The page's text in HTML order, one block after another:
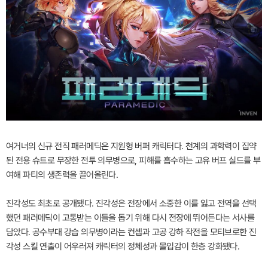
여거너의 신규 전직 패러메딕은 지원형 버퍼 캐릭터다. 천계의 과학력이 집약
된 전용 슈트로 무장한 전투 의무병으로, 피해를 흡수하는 고유 버프 실드를 부
여해 파티의 생존력을 끌어올린다.
진각성도 최초로 공개됐다. 진각성은 전장에서 소중한 이를 잃고 전역을 선택
했던 패러메딕이 고통받는 이들을 돕기 위해 다시 전장에 뛰어든다는 서사를
담았다. 공수부대 강습 의무병이라는 컨셉과 고공 강하 작전을 모티브로한 진
각성 스킬 연출이 어우러져 캐릭터의 정체성과 몰입감이 한층 강화됐다.